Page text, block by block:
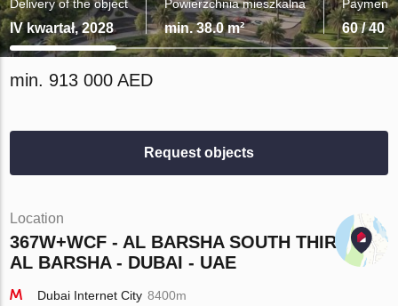
Delivery of the object
IV kwartał, 2028
Powierzchnia mieszkalna
min. 38.0 m²
Payment
60 / 40
min. 913 000 AED
Request objects
Location
367W+WCF - AL BARSHA SOUTH THIRD -
AL BARSHA - DUBAI - UAE
Dubai Internet City 8400m